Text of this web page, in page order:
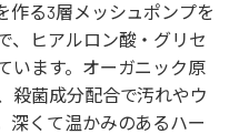
作る3層メッシュポンプを
、ヒアルロン酸・グリセ
います。オーガニック原
殺菌成分配合で汚れやウ
深くて温かみのあるハー